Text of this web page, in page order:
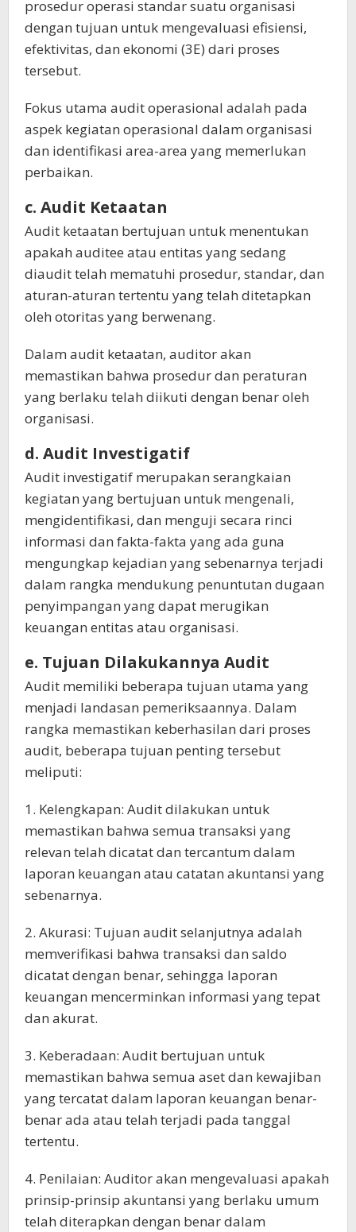
prosedur operasi standar suatu organisasi
dengan tujuan untuk mengevaluasi efisiensi,
efektivitas, dan ekonomi (3E) dari proses
tersebut.
Fokus utama audit operasional adalah pada
aspek kegiatan operasional dalam organisasi
dan identifikasi area-area yang memerlukan
perbaikan.
c. Audit Ketaatan
Audit ketaatan bertujuan untuk menentukan
apakah auditee atau entitas yang sedang
diaudit telah mematuhi prosedur, standar, dan
aturan-aturan tertentu yang telah ditetapkan
oleh otoritas yang berwenang.
Dalam audit ketaatan, auditor akan
memastikan bahwa prosedur dan peraturan
yang berlaku telah diikuti dengan benar oleh
organisasi.
d. Audit Investigatif
Audit investigatif merupakan serangkaian
kegiatan yang bertujuan untuk mengenali,
mengidentifikasi, dan menguji secara rinci
informasi dan fakta-fakta yang ada guna
mengungkap kejadian yang sebenarnya terjadi
dalam rangka mendukung penuntutan dugaan
penyimpangan yang dapat merugikan
keuangan entitas atau organisasi.
e. Tujuan Dilakukannya Audit
Audit memiliki beberapa tujuan utama yang
menjadi landasan pemeriksaannya. Dalam
rangka memastikan keberhasilan dari proses
audit, beberapa tujuan penting tersebut
meliputi:
1. Kelengkapan: Audit dilakukan untuk
memastikan bahwa semua transaksi yang
relevan telah dicatat dan tercantum dalam
laporan keuangan atau catatan akuntansi yang
sebenarnya.
2. Akurasi: Tujuan audit selanjutnya adalah
memverifikasi bahwa transaksi dan saldo
dicatat dengan benar, sehingga laporan
keuangan mencerminkan informasi yang tepat
dan akurat.
3. Keberadaan: Audit bertujuan untuk
memastikan bahwa semua aset dan kewajiban
yang tercatat dalam laporan keuangan benar-
benar ada atau telah terjadi pada tanggal
tertentu.
4. Penilaian: Auditor akan mengevaluasi apakah
prinsip-prinsip akuntansi yang berlaku umum
telah diterapkan dengan benar dalam